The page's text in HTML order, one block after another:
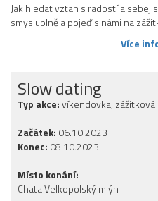
Jak hledat vztah s radostí a
smysluplně a pojeď s námi na
Více
Slow dating
Typ akce:víkendovka, zážitková
Začátek: 06.10.2023
Konec: 08.10.2023
Místo konání:
Chata Velkopolský mlýn